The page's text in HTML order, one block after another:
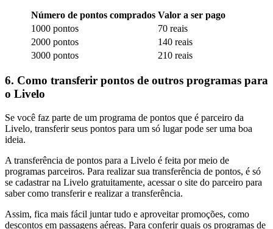
Número de pontos comprados Valor a ser pago
1000 pontos
70 reais
2000 pontos
140 reais
3000 pontos
210 reais
6. Como transferir pontos de outros programas para
o Livelo
Se você faz parte de um programa de pontos que é parceiro da
Livelo, transferir seus pontos para um só lugar pode ser uma boa
ideia.
A transferência de pontos para a Livelo é feita por meio de
programas parceiros. Para realizar sua transferência de pontos, é só
se cadastrar na Livelo gratuitamente, acessar o site do parceiro para
saber como transferir e realizar a transferência.
Assim, fica mais fácil juntar tudo e aproveitar promoções, como
descontos em passagens aéreas. Para conferir quais os programas de